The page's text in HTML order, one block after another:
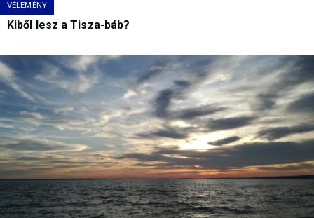
VÉLEMÉNY
Kiből lesz a Tisza-báb?